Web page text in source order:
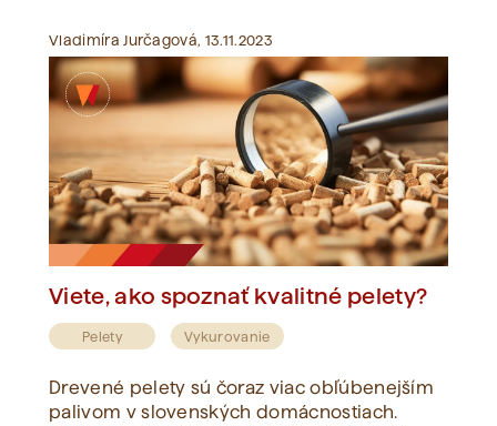
Vladimíra Jurčagová, 13.11.2023
Viete, ako spoznať kvalitné pelety?
Pelety Vykurovanie
Drevené pelety sú čoraz viac obľúbenejším
palivom v slovenských domácnostiach.